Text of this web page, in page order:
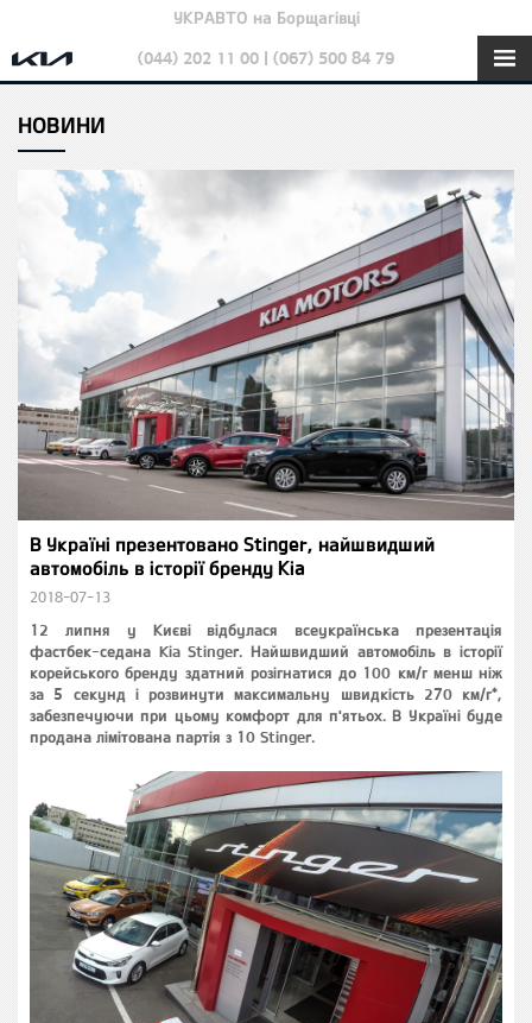
УКРАВТО на Борщагівці
(044) 202 11 00 | (067) 500 84 79
НОВИНИ
В Україні презентовано Stinger, найшвидший
автомобіль в історії бренду Kia
2018-07-13
12 липня у Києві відбулася всеукраїнська презентація
фастбек-седана Kia Stinger. Найшвидший автомобіль в історії
корейського бренду здатний розігнатися до 100 км/г менш ніж
за 5 секунд і розвинути максимальну швидкість 270 км/г*,
забезпечуючи при цьому комфорт для п'ятьох. В Україні буде
продана лімітована партія з 10 Stinger.